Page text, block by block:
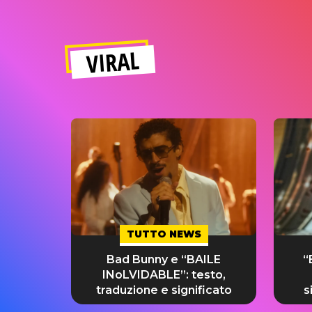
VIRAL
TUTTO NEWS
Bad Bunny e “BAILE
INoLVIDABLE”: testo,
traduzione e significato